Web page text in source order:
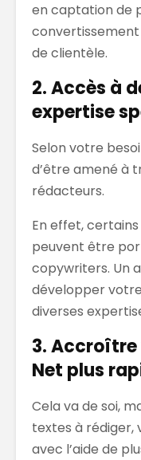
en captation de
convertissement
de clientèle.
2. Accès à
expertise
Selon votre
d’être amené à
rédacteurs.
En effet,
peuvent être
copywriters. Un
développer
diverses
3.
Net plus
Cela va de soi,
textes à rédiger,
avec l’aide de